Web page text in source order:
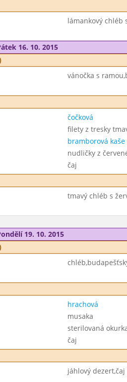
lámankový chléb
16. 10. 2015
vánočka s
čočková
filety z tresky
bramborová kaše
nudličky z
čaj
tmavý chléb s
19. 10. 2015
hrachová
musaka
sterilovaná
čaj
jáhlový dezert,čaj